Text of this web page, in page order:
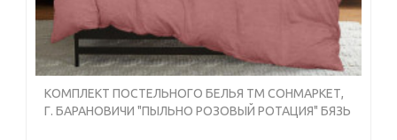
КОМПЛЕКТ ПОСТЕЛЬНОГО БЕЛЬЯ ТМ СОНМАРКЕТ,
Г. БАРАНОВИЧИ "ПЫЛЬНО РОЗОВЫЙ РОТАЦИЯ" БЯЗЬ